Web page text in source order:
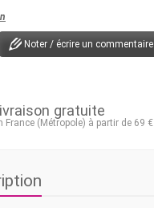
Noter / écrire un commentaire
gratuite
France (Métropole) à partir de 69 €